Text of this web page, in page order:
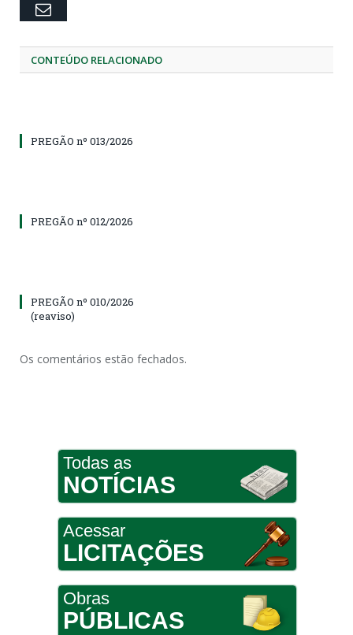
Email
CONTEÚDO RELACIONADO
PREGÃO nº 013/2026
PREGÃO nº 012/2026
PREGÃO nº 010/2026
(reaviso)
Os comentários estão fechados.
Todas as
NOTÍCIAS
Acessar
LICITAÇÕES
Obras
PÚBLICAS